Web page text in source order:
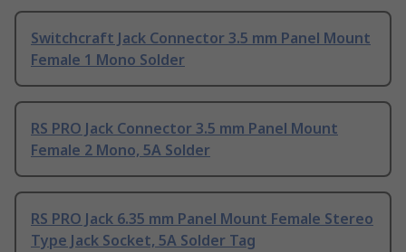
Switchcraft Jack Connector 3.5 mm Panel Mount
Female 1 Mono Solder
RS PRO Jack Connector 3.5 mm Panel Mount
Female 2 Mono, 5A Solder
RS PRO Jack 6.35 mm Panel Mount Female Stereo
Type Jack Socket, 5A Solder Tag